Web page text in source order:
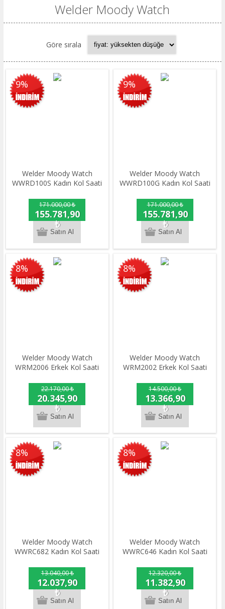
Welder Moody Watch
Göre sırala
9%
Welder Moody Watch
WWRD100S Kadın Kol Saati
171.000,00 ₺
155.781,90
₺
9%
Welder Moody Watch
WWRD100G Kadın Kol Saati
171.000,00 ₺
155.781,90
₺
8%
Welder Moody Watch
WRM2006 Erkek Kol Saati
22.170,00 ₺
20.345,90
₺
8%
Welder Moody Watch
WRM2002 Erkek Kol Saati
14.500,00 ₺
13.366,90
₺
8%
Welder Moody Watch
WWRC682 Kadın Kol Saati
13.040,00 ₺
12.037,90
₺
8%
Welder Moody Watch
WWRC646 Kadın Kol Saati
12.320,00 ₺
11.382,90
₺